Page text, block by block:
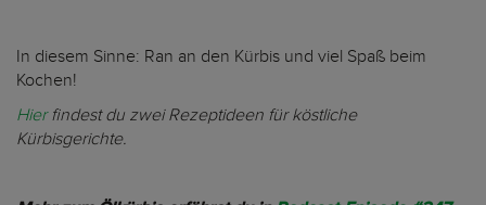
In diesem Sinne: Ran an den Kürbis und viel Spaß beim
Kochen!
Hierfindest du zwei Rezeptideen für köstliche
Kürbisgerichte.